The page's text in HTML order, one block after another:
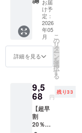
（税
込） ※
表示価
格は送
料込み
です ※
ご注文
給状
況、製
造工程
上の都
合など
により
セット
・専用
スト
ラップ×
１本 ■
価格 [本
体価格
15%OF
F：
（税
込）] +
[送料：
1,200
円] 一般
販売予
お届
け予
定：
2026
年05
月
詳細を見る
こ
の
リ
タ
ー
ン
を
選
択
す
る
9,5
68 円
残り33
【超早
割
20％OF